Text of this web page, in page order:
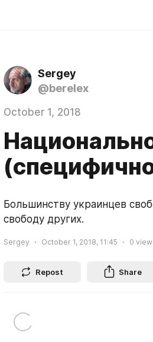
Sergey
@berelex
October 1, 2018
Большинству украинцев
свободу других.
Sergey October 1, 2018, 11:45 0
Repost Share